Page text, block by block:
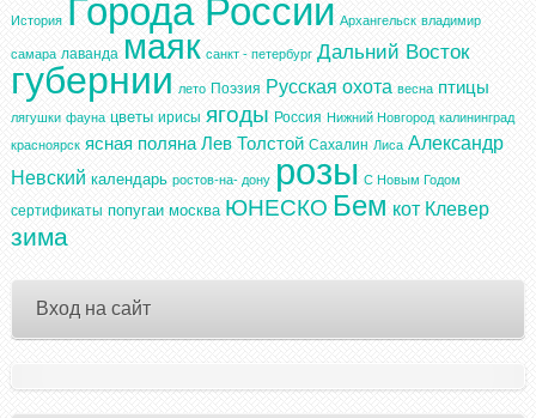
История Города России Архангельск владимир
самара лаванда маяк санкт - петербург Дальний Восток
губернии лето Поэзия Русская охота весна птицы
лягушки фауна цветы ирисы ягоды Россия Нижний Новгород калининград
красноярск ясная поляна Лев Толстой Сахалин Лиса Александр
Невский календарь ростов-на- дону розы С Новым Годом
сертификаты попугаи москва ЮНЕСКО Бем кот Клевер
зима
Вход на сайт